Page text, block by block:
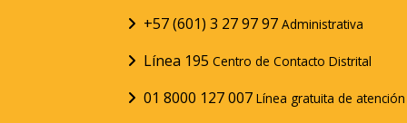
+57 (601) 3 27 97 97 Administrativa
Línea 195 Centro de Contacto Distrital
01 8000 127 007 Línea gratuita de